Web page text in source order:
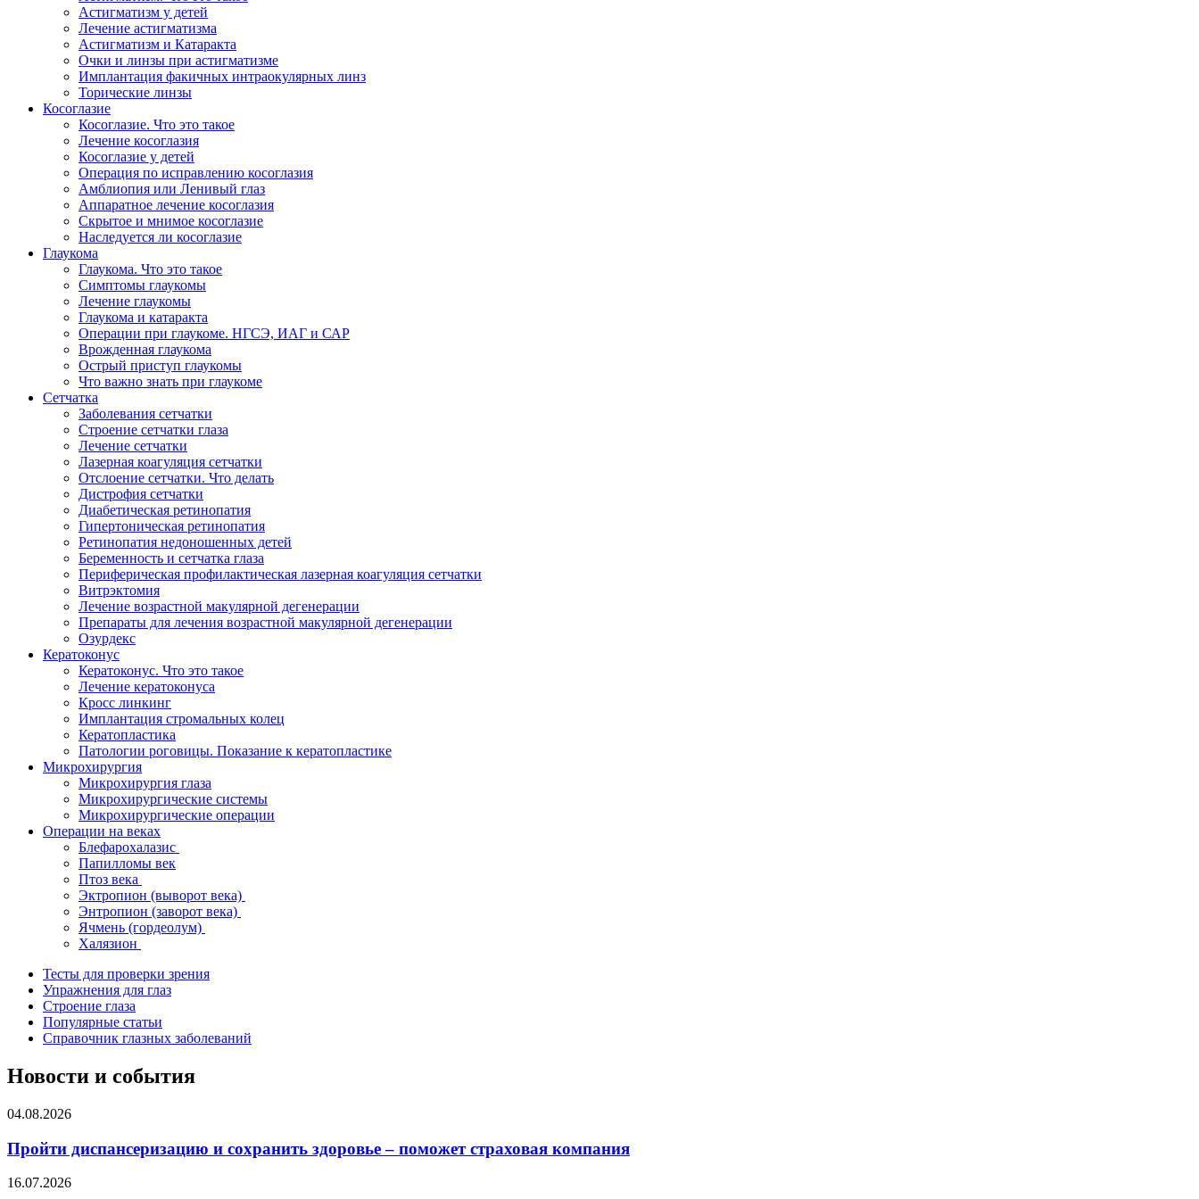
Астигматизм у детей
Лечение астигматизма
Астигматизм и Катаракта
Очки и линзы при астигматизме
Имплантация факичных интраокулярных линз
Торические линзы
Косоглазие
Косоглазие. Что это такое
Лечение косоглазия
Косоглазие у детей
Операция по исправлению косоглазия
Амблиопия или Ленивый глаз
Аппаратное лечение косоглазия
Скрытое и мнимое косоглазие
Наследуется ли косоглазие
Глаукома
Глаукома. Что это такое
Симптомы глаукомы
Лечение глаукомы
Глаукома и катаракта
Операции при глаукоме. НГСЭ, ИАГ и САР
Врожденная глаукома
Острый приступ глаукомы
Что важно знать при глаукоме
Сетчатка
Заболевания сетчатки
Строение сетчатки глаза
Лечение сетчатки
Лазерная коагуляция сетчатки
Отслоение сетчатки. Что делать
Дистрофия сетчатки
Диабетическая ретинопатия
Гипертоническая ретинопатия
Ретинопатия недоношенных детей
Беременность и сетчатка глаза
Периферическая профилактическая лазерная коагуляция сетчатки
Витрэктомия
Лечение возрастной макулярной дегенерации
Препараты для лечения возрастной макулярной дегенерации
Озурдекс
Кератоконус
Кератоконус. Что это такое
Лечение кератоконуса
Кросс линкинг
Имплантация стромальных колец
Кератопластика
Патологии роговицы. Показание к кератопластике
Микрохирургия
Микрохирургия глаза
Микрохирургические системы
Микрохирургические операции
Операции на веках
Блефарохалазис
Папилломы век
Птоз века
Эктропион (выворот века)
Энтропион (заворот века)
Ячмень (гордеолум)
Халязион
Тесты для проверки зрения
Упражнения для глаз
Строение глаза
Популярные статьи
Справочник глазных заболеваний
Новости и события
04.08.2026
Пройти диспансеризацию и сохранить здоровье – поможет страховая компания
16.07.2026